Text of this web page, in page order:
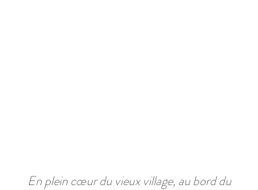
En plein cœur du vieux village, au bord du